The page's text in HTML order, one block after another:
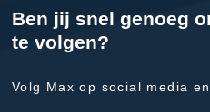
Ben jij snel genoeg
te volgen?
Volg Max op social media